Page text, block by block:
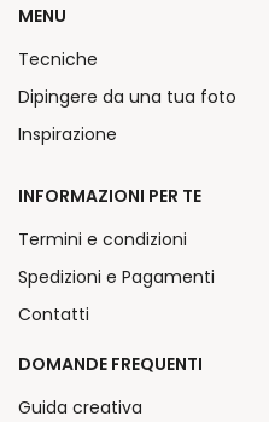
MENU
Tecniche
Dipingere da una tua foto
Inspirazione
INFORMAZIONI PER TE
Termini e condizioni
Spedizioni e Pagamenti
Contatti
DOMANDE FREQUENTI
Guida creativa